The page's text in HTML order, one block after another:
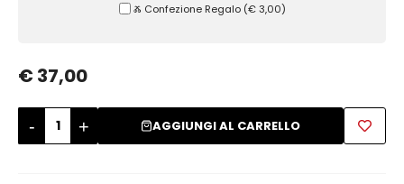
Ⰶ Confezione Regalo (€ 3,00)
€ 37,00
- + AGGIUNGI AL CARRELLO